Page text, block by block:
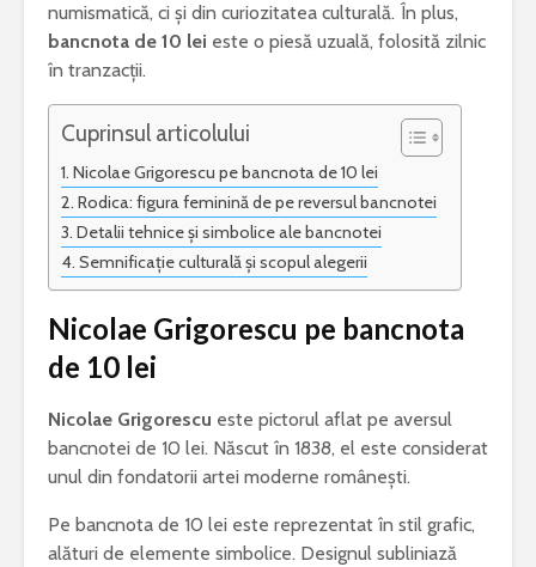
numismatică, ci și din curiozitatea culturală. În plus,
bancnota de 10 lei este o piesă uzuală, folosită zilnic
în tranzacții.
Cuprinsul articolului
Nicolae Grigorescu pe bancnota de 10 lei
Rodica: figura feminină de pe reversul bancnotei
Detalii tehnice și simbolice ale bancnotei
Semnificație culturală și scopul alegerii
Nicolae Grigorescu pe bancnota
de 10 lei
Nicolae Grigorescu este pictorul aflat pe aversul
bancnotei de 10 lei. Născut în 1838, el este considerat
unul din fondatorii artei moderne românești.
Pe bancnota de 10 lei este reprezentat în stil grafic,
alături de elemente simbolice. Designul subliniază
„Iona” de Marin
Sorescu – opera ce
a schimbat
percepția asupra
teatrului
Esti pasionat de muzica? Invata un
instrument care ti se potriveste
Text argumentativ despre iubire
Ce este acneea
NUVELA REALISTA
CU ELEMENTE DE
PSIHOLOGICA -MOARA
NOROC – Ioan Slavici